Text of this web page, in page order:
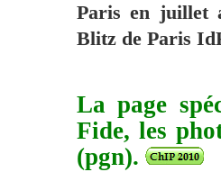
Paris en juillet
Blitz de Paris
La page
Fide, les
(pgn).